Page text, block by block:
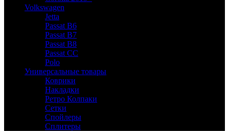
Volkswagen
Jetta
Passat B6
Passat B7
Passat B8
Passat CC
Polo
Универсальные товары
Коврики
Накладки
Ретро Колпаки
Сетки
Спойлеры
Сплитеры